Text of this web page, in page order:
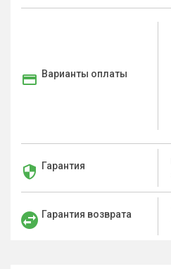
Варианты оплаты
Гарантия
Гарантия возврата